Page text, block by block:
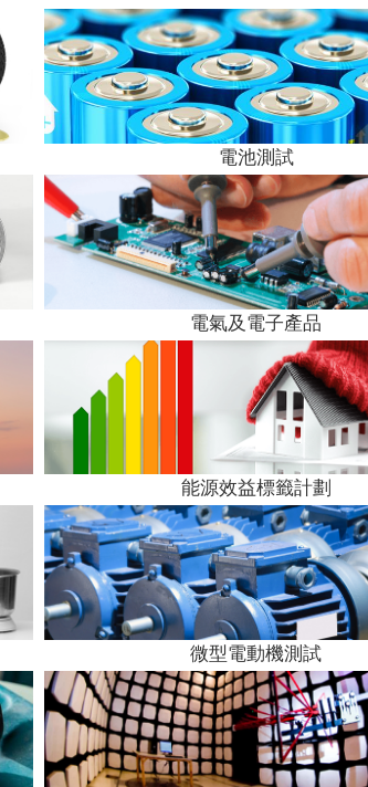
電池測試
電氣及電子產品
能源效益標籤計劃
微型電動機測試